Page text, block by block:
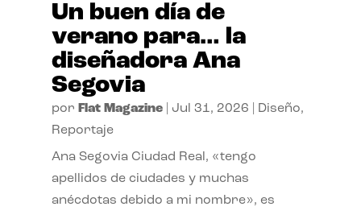
Un buen día de
verano para… la
diseñadora Ana
Segovia
por Flat Magazine| Jul 31, 2026 Diseño,
Reportaje
Ana Segovia Ciudad Real, «tengo
apellidos de ciudades y muchas
anécdotas debido a mi nombre», es